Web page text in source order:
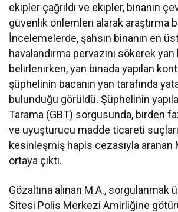
ekipler çağrıldı ve ekipler, binanın
güvenlik önlemleri alarak araştırma
İncelemelerde, şahsın binanın en
havalandırma pervazını sökerek
belirlenirken, yan binada yapılan
şüphelinin bacanın yan tarafında
bulunduğu görüldü. Şüphelinin
Tarama (GBT) sorgusunda, birden
ve uyuşturucu madde ticareti
kesinleşmiş hapis cezasıyla aranan
ortaya çıktı.
Gözaltına alınan M.A., sorgulanmak
Sitesi Polis Merkezi Amirliğine